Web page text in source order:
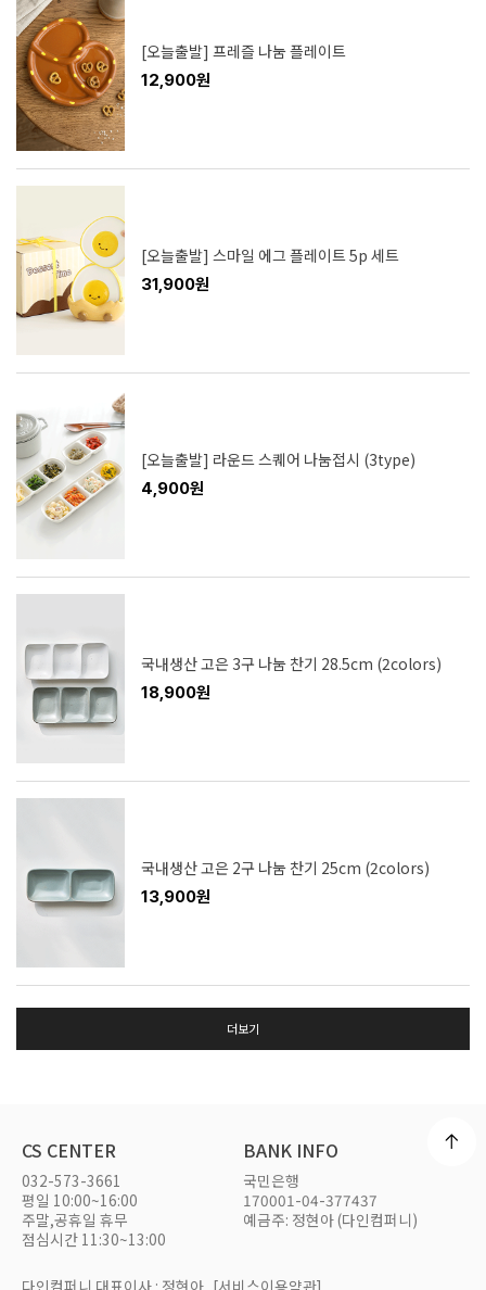
[오늘출발] 프레즐 나눔 플레이트
12,900원
[오늘출발] 스마일 에그 플레이트 5p 세트
31,900원
[오늘출발] 라운드 스퀘어 나눔접시 (3type)
4,900원
국내생산 고은 3구 나눔 찬기 28.5cm (2colors)
18,900원
국내생산 고은 2구 나눔 찬기 25cm (2colors)
13,900원
더보기
CS CENTER
032-573-3661
평일 10:00~16:00
주말,공휴일 휴무
점심시간 11:30~13:00
BANK INFO
국민은행
170001-04-377437
예금주: 정현아 (다인컴퍼니)
다인컴퍼니 대표이사 : 정현아 [서비스이용약관]